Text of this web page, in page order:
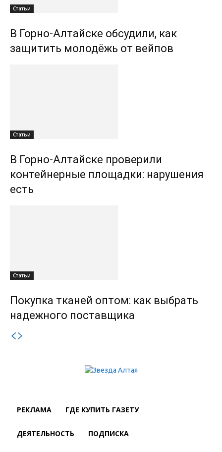
Статьи
В Горно-Алтайске обсудили, как
защитить молодёжь от вейпов
Статьи
В Горно-Алтайске проверили
контейнерные площадки: нарушения
есть
Статьи
Покупка тканей оптом: как выбрать
надежного поставщика
РЕКЛАМА ГДЕ КУПИТЬ ГАЗЕТУ
ДЕЯТЕЛЬНОСТЬ ПОДПИСКА